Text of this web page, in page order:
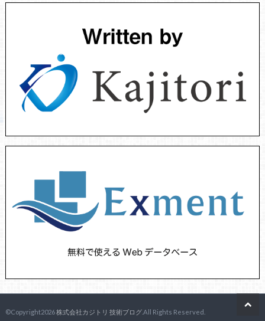
©Copyright2026株式会社カジトリ 技術ブログ.All Rights Reserved.